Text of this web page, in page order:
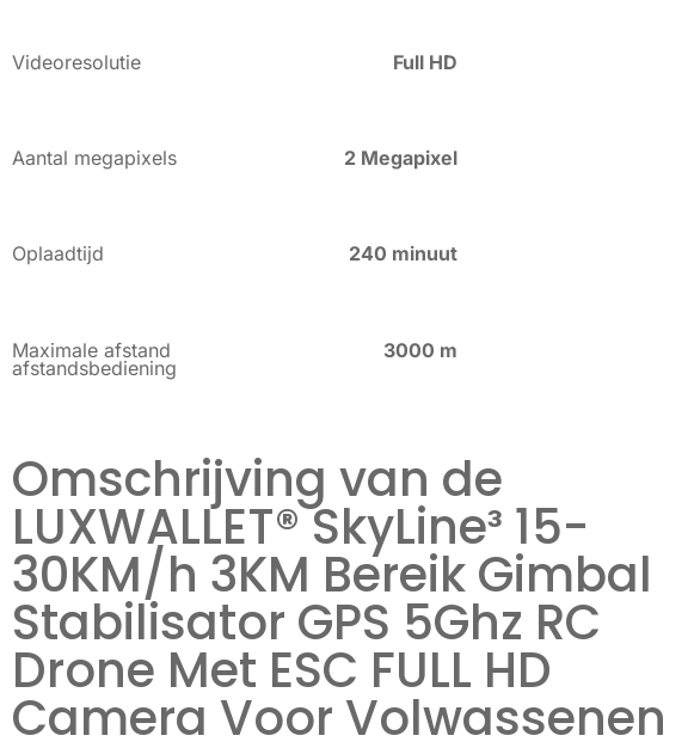
Videoresolutie Full HD
Aantal megapixels 2 Megapixel
Oplaadtijd 240 minuut
Maximale afstand
afstandsbediening
3000 m
Omschrijving van de
LUXWALLET® SkyLine³ 15-
30KM/h 3KM Bereik Gimbal
Stabilisator GPS 5Ghz RC
Drone Met ESC FULL HD
Camera Voor Volwassenen